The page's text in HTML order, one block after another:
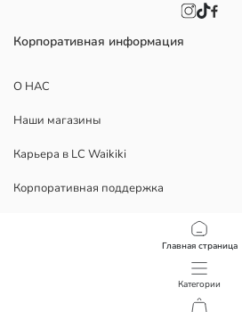
Главная страница
Категории
Корпоративная информация
О НАС
Наши магазины
Карьера в LC Waikiki
Корпоративная поддержка
Политика Конфиденциальности